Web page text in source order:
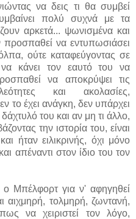
να δεις τι θα συμβεί
πολύ συχνά με τα
αρκετά... ψωνισμένα και
να εντυπωσιάσει
ούτε καταφεύγοντας σε
κάνει τον εαυτό του να
να αποκρύψει τις
και ακολασίες,
το έχει ανάγκη, δεν υπάρχει
του και αν μη τι άλλο,
την ιστορία του, είναι
ήταν ειλικρινής, όχι μόνο
απέναντι στον ίδιο του τον
Μπέλφορτ για ν' αφηγηθεί
αιχμηρή, τολμηρή, ζωντανή,
να χειριστεί τον λόγο,